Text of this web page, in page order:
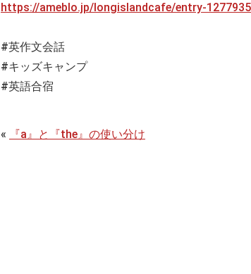
https://ameblo.jp/longislandcafe/entry-
#英作文会話
#キッズキャンプ
#英語合宿
« 『a』と『the』の使い分け